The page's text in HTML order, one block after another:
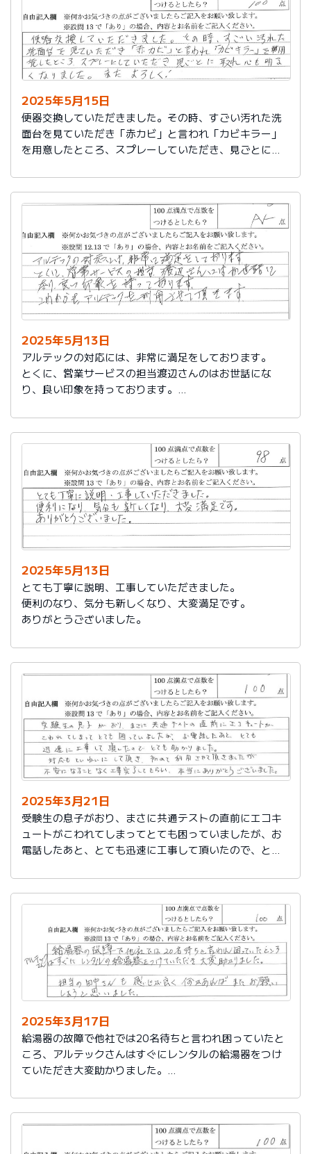
2025年5月15日
便器交換していただきました。その時、すごい汚れた洗
面台を見ていただき「赤カビ」と言われ「カビキラー」
を用意したところ、スプレーしていただき、見ごとに取
2025年5月13日
アルテックの対応には、非常に満足をしております。
とくに、営業サービスの担当渡辺さんのはお世話にな
り、良い印象を持っております。
2025年5月13日
とても丁寧に説明、工事していただきました。
便利のなり、気分も新しくなり、大変満足です。
ありがとうございました。
2025年3月21日
受験生の息子がおり、まさに共通テストの直前にエコキ
ュートがこわれてしまってとても困っていましたが、お
電話したあと、とても迅速に工事して頂いたので、とて
対応もていねいして頂き、初めて利用させて頂きました
が不安になることなく工事完了してもらい、本当にあり
2025年3月17日
給湯器の故障で他社では20名待ちと言われ困っていたと
ころ、アルテックさんはすぐにレンタルの給湯器をつけ
ていただき大変助かりました。
うと思いました。